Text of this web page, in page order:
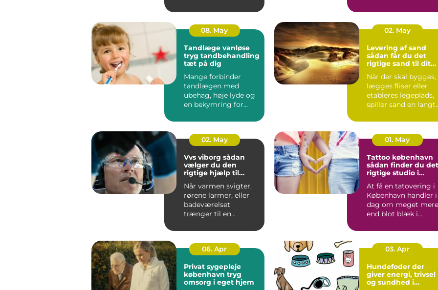
Elinstallatione...
...
08. May
Tandlæge vanløse
tryg tandbehandling
tæt på dig
Mange forbinder
tandlægen med
ubehag, høje lyde og
en bekymring for
spiller reg...
02. May
Levering af sand
sådan får du det
rigtige sand til dit
Når der skal bygges,
lægges fliser eller
etableres legeplads,
spiller sand en langt
02. May
Vvs viborg sådan
vælger du den
rigtige hjælp til
Når varmen svigter,
rørene larmer, eller
badeværelset
trænger til en
dygtig VVSer...
01. May
Tattoo københavn
sådan finder du det
rigtige studio i
At få en tatovering i
København handler i
dag om meget mere
end blot blæk i
alt f...
06. Apr
Privat sygepleje
københavn tryg
omsorg i eget hjem
03. Apr
Hundefoder der
giver energi, trivsel
og sundhed i